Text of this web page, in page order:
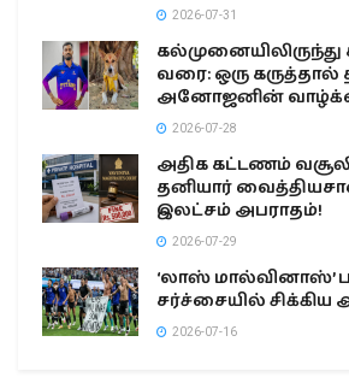
2026-07-31
கல்முனையிலிருந்து
வரை: ஒரு
அனோஜனின்
2026-07-28
அதிக கட்டணம்
தனியார்
இலட்சம் அபராதம்!
2026-07-29
‘லாஸ் மால்வினாஸ்’
சர்ச்சையில்
2026-07-16